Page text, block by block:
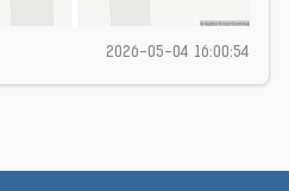
2026-05-04 16:00:54